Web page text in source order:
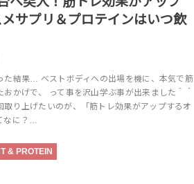
サプリ＆プロテインはいつ飲
た結果… ベストボディへの出場を機に、本気で筋
おかげで、 って事を沢山学ぶ事が出来ました＾＾
取り上げたいのが、「筋トレ効果がアップするオ
なに？…
& PROTEIN